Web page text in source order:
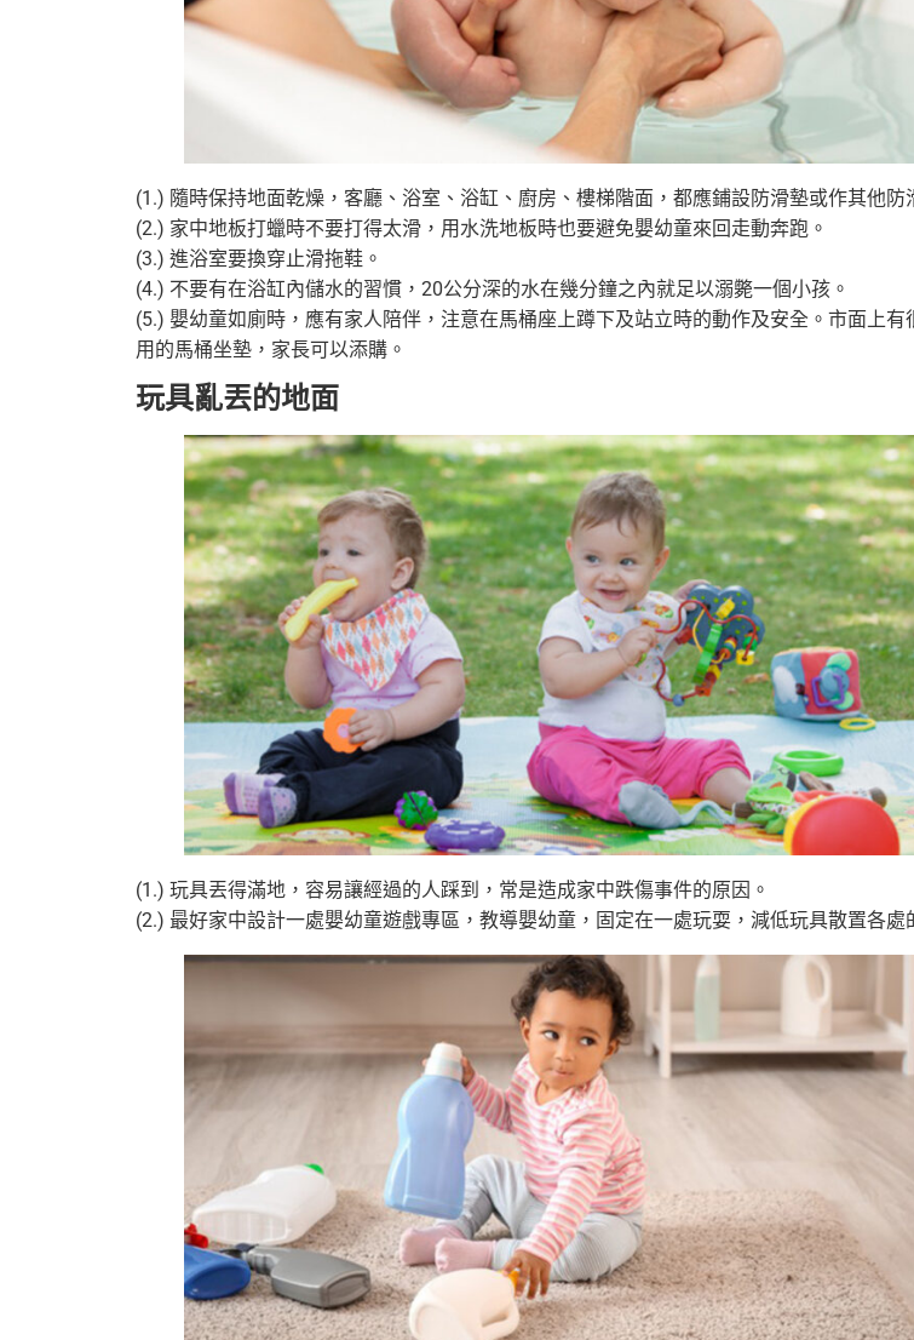
(1.) 隨時保持地面乾燥，客廳、浴室、浴缸、廚房、樓梯階面，都應鋪設防滑墊或作其他防
(2.) 家中地板打蠟時不要打得太滑，用水洗地板時也要避免嬰幼童來回走動奔跑。
(3.) 進浴室要換穿止滑拖鞋。
(4.) 不要有在浴缸內儲水的習慣，20公分深的水在幾分鐘之內就足以溺斃一個小孩。
(5.) 嬰幼童如廁時，應有家人陪伴，注意在馬桶座上蹲下及站立時的動作及安全。市面上有
用的馬桶坐墊，家長可以添購。
玩具亂丟的地面
(1.) 玩具丟得滿地，容易讓經過的人踩到，常是造成家中跌傷事件的原因。
(2.) 最好家中設計一處嬰幼童遊戲專區，教導嬰幼童，固定在一處玩耍，減低玩具散置各處